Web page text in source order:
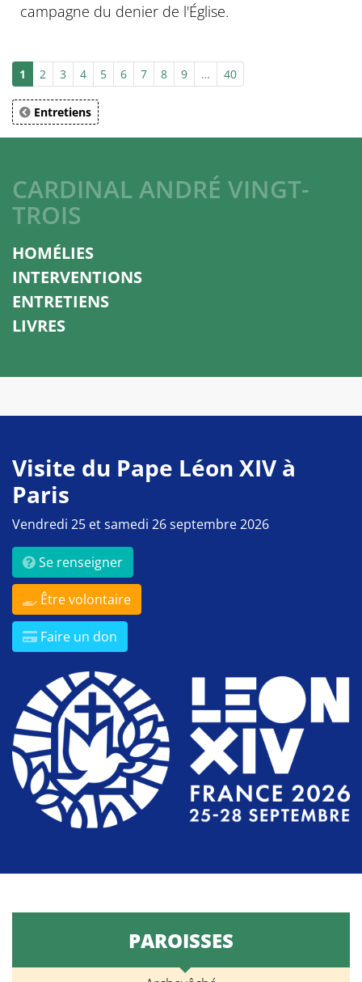
campagne du denier de l'Église.
1 2 3 4 5 6 7 8 9 … 40
Entretiens
CARDINAL ANDRÉ VINGT-
TROIS
HOMÉLIES
INTERVENTIONS
ENTRETIENS
LIVRES
Visite du Pape Léon XIV à
Paris
Vendredi 25 et samedi 26 septembre 2026
Se renseigner
Être volontaire
Faire un don
PAROISSES